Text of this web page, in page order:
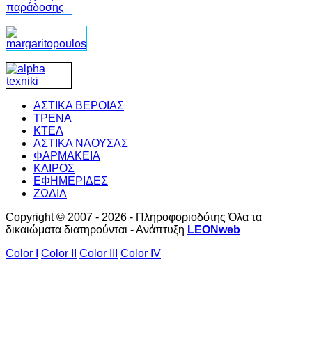
ΑΣΤΙΚΑ ΒΕΡΟΙΑΣ
ΤΡΕΝΑ
ΚΤΕΛ
ΑΣΤΙΚΑ ΝΑΟΥΣΑΣ
ΦΑΡΜΑΚΕΙΑ
ΚΑΙΡΟΣ
ΕΦΗΜΕΡΙΔΕΣ
ΖΩΔΙΑ
Copyright © 2007 - 2026 - Πληροφοριοδότης Όλα τα
δικαιώματα διατηρούνται - Ανάπτυξη LEONweb
Color I
Color II Color III Color IV